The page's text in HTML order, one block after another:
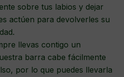
sobre tus labios y dejar
actúen para devolverles su
llevas contigo un
barra cabe fácilmente
por lo que puedes llevarla